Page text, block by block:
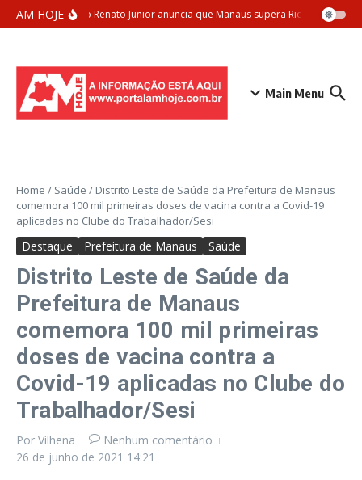
Ir para o conteúdo
AM HOJEPrefeito Renato Junior anuncia que Manaus supera Rio de
Main Menu
Home / Saúde / Distrito Leste de Saúde da Prefeitura de Manaus
comemora 100 mil primeiras doses de vacina contra a Covid-19
aplicadas no Clube do Trabalhador/Sesi
Destaque Prefeitura de Manaus Saúde
Distrito Leste de Saúde da
Prefeitura de Manaus
comemora 100 mil primeiras
doses de vacina contra a
Covid-19 aplicadas no Clube do
Trabalhador/Sesi
Por Vilhena
Nenhum comentário
26 de junho de 2021 14:21